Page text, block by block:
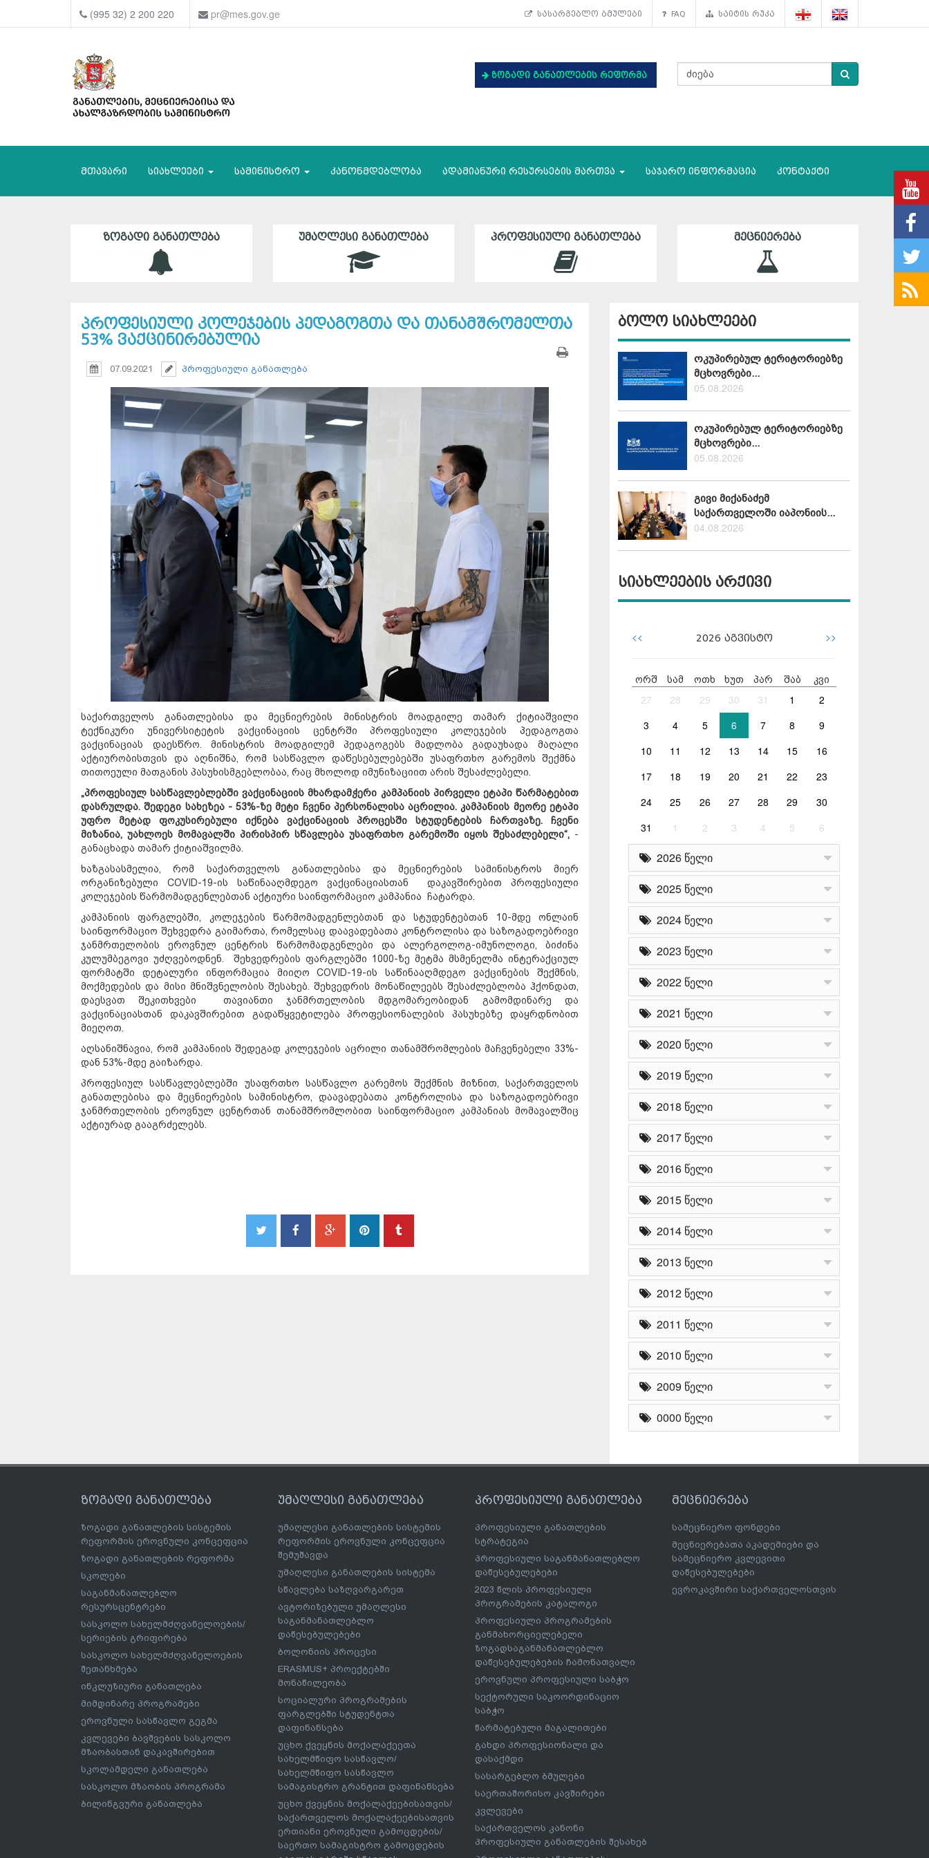
(995 32) 2 200 220 pr@mes.gov.ge სასარგებლო ბმულები FAQ საიტის რუკა
ზოგადი განათლების რეფორმა
მთავარი სიახლეები სამინისტრო კანონმდებლობა ადამიანური რესურსების მართვა საჯარო ინფორმაცია კონტაქტი
ᲖᲝᲒᲐᲓᲘ ᲒᲐᲜᲐᲗᲚᲔᲑᲐ ᲣᲛᲐᲦᲚᲔᲡᲘ ᲒᲐᲜᲐᲗᲚᲔᲑᲐ ᲞᲠᲝᲤᲔᲡᲘᲣᲚᲘ ᲒᲐᲜᲐᲗᲚᲔᲑᲐ ᲛᲔᲪᲜᲘᲔᲠᲔᲑᲐ
პროფესიული კოლეჯების პედაგოგთა და თანამშრომელთა
53% ვაქცინირებულია
07.09.2021 პროფესიული განათლება
საქართველოს განათლებისა და მეცნიერების მინისტრის მოადგილე თამარ ქიტიაშვილი
ტექნიკური უნივერსიტეტის ვაქცინაციის ცენტრში პროფესიული კოლეჯების პედაგოგთა
ვაქცინაციას დაესწრო. მინისტრის მოადგილემ პედაგოგებს მადლობა გადაუხადა მაღალი
აქტიურობისთვის და აღნიშნა, რომ სასწავლო დაწესებულებებში უსაფრთხო გარემოს შექმნა
თითოეული მათგანის პასუხისმგებლობაა, რაც მხოლოდ იმუნიზაციით არის შესაძლებელი.
„პროფესიულ სასწავლებლებში ვაქცინაციის მხარდამჭერი კამპანიის პირველი ეტაპი წარმატებით
დასრულდა. შედეგი სახეზეა - 53%-ზე მეტი ჩვენი პერსონალისა აცრილია. კამპანიის მეორე ეტაპი
უფრო მეტად ფოკუსირებული იქნება ვაქცინაციის პროცესში სტუდენტების ჩართვაზე. ჩვენი
მიზანია, უახლოეს მომავალში პირისპირ სწავლება უსაფრთხო გარემოში იყოს შესაძლებელი“, -
განაცხადა თამარ ქიტიაშვილმა.
ხაზგასასმელია, რომ საქართველოს განათლებისა და მეცნიერების სამინისტროს მიერ
ორგანიზებული COVID-19-ის საწინააღმდეგო ვაქცინაციასთან დაკავშირებით პროფესიული
კოლეჯების წარმომადგენლებთან აქტიური საინფორმაციო კამპანია ჩატარდა.
კამპანიის ფარგლებში, კოლეჯების წარმომადგენლებთან და სტუდენტებთან 10-მდე ონლაინ
საინფორმაციო შეხვედრა გაიმართა, რომელსაც დაავადებათა კონტროლისა და საზოგადოებრივი
ჯანმრთელობის ეროვნულ ცენტრის წარმომადგენლები და ალერგოლოგ-იმუნოლოგი, ბიძინა
კულუმბეგოვი უძღვებოდნენ. შეხვედრების ფარგლებში 1000-ზე მეტმა მსმენელმა ინტერაქციულ
ფორმატში დეტალური ინფორმაცია მიიღო COVID-19-ის საწინააღმდეგო ვაქცინების შექმნის,
მოქმედების და მისი მნიშვნელობის შესახებ. შეხვედრის მონაწილეებს შესაძლებლობა ჰქონდათ,
დაესვათ შეკითხვები თავიანთი ჯანმრთელობის მდგომარეობიდან გამომდინარე და
ვაქცინაციასთან დაკავშირებით გადაწყვეტილება პროფესიონალების პასუხებზე დაყრდნობით
მიეღოთ.
აღსანიშნავია, რომ კამპანიის შედეგად კოლეჯების აცრილი თანამშრომლების მაჩვენებელი 33%-
დან 53%-მდე გაიზარდა.
პროფესიულ სასწავლებლებში უსაფრთხო სასწავლო გარემოს შექმნის მიზნით, საქართველოს
განათლებისა და მეცნიერების სამინისტრო, დაავადებათა კონტროლისა და საზოგადოებრივი
ჯანმრთელობის ეროვნულ ცენტრთან თანამშრომლობით საინფორმაციო კამპანიას მომავალშიც
აქტიურად გააგრძელებს.
ბოლო სიახლეები
ოკუპირებულ ტერიტორიებზე
მცხოვრები...
05.08.2026
ოკუპირებულ ტერიტორიებზე
მცხოვრები...
05.08.2026
გივი მიქანაძემ
საქართველოში იაპონიის...
04.08.2026
სიახლეების არქივი
<< 2026 აგვისტო >>
ორშ სამ ოთხ ხუთ პარ შაბ კვი
27 28 29 30 31 1
2
3
4 5 6 7 8
9
10
11 12 13 14 15
16
17
18 19 20 21 22
23
24
25 26 27 28 29
30
31
1 2 3 4 5 6
2026 წელი
2025 წელი
2024 წელი
2023 წელი
2022 წელი
2021 წელი
2020 წელი
2019 წელი
2018 წელი
2017 წელი
2016 წელი
2015 წელი
2014 წელი
2013 წელი
2012 წელი
2011 წელი
2010 წელი
2009 წელი
0000 წელი
ზოგადი განათლება
ზოგადი განათლების სისტემის
რეფორმის ეროვნული კონცეფცია
ზოგადი განათლების რეფორმა
სკოლები
საგანმანათლებლო
რესურსცენტრები
სასკოლო სახელმძღვანელოების/
სერიების გრიფირება
სასკოლო სახელმძღვანელოების
შეთანხმება
ინკლუზიური განათლება
მიმდინარე პროგრამები
ეროვნული სასწავლო გეგმა
კვლევები ბავშვების სასკოლო
მზაობასთან დაკავშირებით
სკოლამდელი განათლება
სასკოლო მზაობის პროგრამა
ბილინგვური განათლება
უმაღლესი განათლება
უმაღლესი განათლების სისტემის
რეფორმის ეროვნული კონცეფცია
შემუშავდა
უმაღლესი განათლების სისტემა
სწავლება საზღვარგარეთ
ავტორიზებული უმაღლესი
საგანმანათლებლო
დაწესებულებები
ბოლონიის პროცესი
ERASMUS+ პროექტებში
მონაწილეობა
სოციალური პროგრამების
ფარგლებში სტუდენტთა
დაფინანსება
უცხო ქვეყნის მოქალაქეეთა
სახელმწიფო სასწავლო/
სახელმწიფო სასწავლო
სამაგისტრო გრანტით დაფინანსება
უცხო ქვეყნის მოქალაქეებისათვის/
საქართველოს მოქალაქეებისათვის
ერთიანი ეროვნული გამოცდების/
საერთო სამაგისტრო გამოცდების
პროფესიული განათლება
პროფესიული განათლების
სტრატეგია
პროფესიული საგანმანათლებლო
დაწესებულებები
2023 წლის პროფესიული
პროგრამების კატალოგი
პროფესიული პროგრამების
განმახორციელებელი
ზოგადსაგანმანათლებლო
დაწესებულებების ჩამონათვალი
ეროვნული პროფესიული საბჭო
სექტორული საკოორდინაციო
საბჭო
წარმატებული მაგალითები
გახდი პროფესიონალი და
დასაქმდი
სასარგებლო ბმულები
საერთაშორისო კავშირები
კვლევები
საქართველოს კანონი
პროფესიული განათლების შესახებ
მეცნიერება
სამეცნიერო ფონდები
მეცნიერებათა აკადემიები და
სამეცნიერო კვლევითი
დაწესებულებები
ევროკავშირი საქართველოსთვის